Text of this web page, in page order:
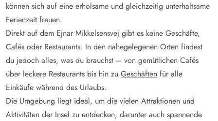
können sich auf eine erholsame und gleichzeitig unterhaltsame
Ferienzeit freuen.
Direkt auf dem Ejnar Mikkelsensvej gibt es keine Geschäfte,
Cafés oder Restaurants. In den nahegelegenen Orten findest
du jedoch alles, was du brauchst – von gemütlichen Cafés
über leckere Restaurants bis hin zu Geschäften für alle
Einkäufe während des Urlaubs.
Die Umgebung liegt ideal, um die vielen Attraktionen und
Aktivitäten der Insel zu entdecken, darunter auch spannende